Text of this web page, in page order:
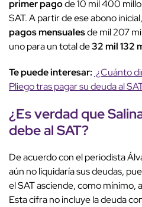
primer pagode 10 mil 400
SAT. A partir de ese abono
pagos mensualesde mil 207
uno para un total de32 mil 132
Te puede interesar: ¿Cuánto
Pliego tras pagar su deuda al
¿Es verdad que
debe al SAT?
De acuerdo con el periodista
aún no liquidaría sus deudas,
el SAT asciende, como mínimo, a
Esta cifra no incluye la deuda